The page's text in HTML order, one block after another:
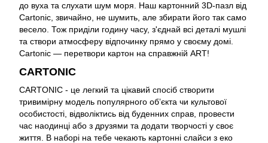
до вуха та слухати шум моря. Наш картонний 3D-пазл від
Cartonic, звичайно, не шумить, але збирати його так само
весело. Тож приділи годину часу, з'єднай всі деталі мушлі
та створи атмосферу відпочинку прямо у своєму домі.
Cartonic — перетвори картон на справжній ART!
CARTONIC
CARTONIC - це легкий та цікавий спосіб створити
тривимірну модель популярного обʼєкта чи культової
особистості, відволіктись від буденних справ, провести
час наодинці або з друзями та додати творчості у своє
життя. В наборі на тебе чекають картонні слайси з еко